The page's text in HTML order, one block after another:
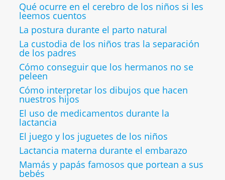
Qué ocurre en el cerebro de los niños si les
leemos cuentos
La postura durante el parto natural
La custodia de los niños tras la separación
de los padres
Cómo conseguir que los hermanos no se
peleen
Cómo interpretar los dibujos que hacen
nuestros hijos
El uso de medicamentos durante la
lactancia
El juego y los juguetes de los niños
Lactancia materna durante el embarazo
Mamás y papás famosos que portean a sus
bebés